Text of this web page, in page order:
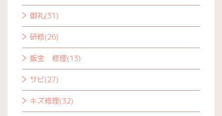
御礼(31)
研修(26)
鈑金 修理(13)
サビ(27)
キズ修理(32)